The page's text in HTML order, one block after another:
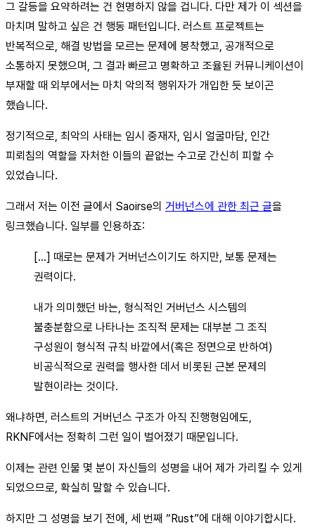
그 갈등을 요약하려는 건 현명하지 않을 겁니다. 다만 제가 이 섹션을
마치며 말하고 싶은 건 행동 패턴입니다. 러스트 프로젝트는
반복적으로, 해결 방법을 모르는 문제에 봉착했고, 공개적으로
소통하지 못했으며, 그 결과 빠르고 명확하고 조율된 커뮤니케이션이
부재할 때 외부에서는 마치 악의적 행위자가 개입한 듯 보이곤
했습니다.
정기적으로, 최악의 사태는 임시 중재자, 임시 얼굴마담, 인간
피뢰침의 역할을 자처한 이들의 끝없는 수고로 간신히 피할 수
있었습니다.
그래서 저는 이전 글에서 Saoirse의 거버넌스에 관한 최근 글을
링크했습니다. 일부를 인용하죠:
[…] 때로는 문제가 거버넌스이기도 하지만, 보통 문제는
권력이다.
내가 의미했던 바는, 형식적인 거버넌스 시스템의
불충분함으로 나타나는 조직적 문제는 대부분 그 조직
구성원이 형식적 규칙 바깥에서(혹은 정면으로 반하여)
비공식적으로 권력을 행사한 데서 비롯된 근본 문제의
발현이라는 것이다.
왜냐하면, 러스트의 거버넌스 구조가 아직 진행형임에도,
RKNF에서는 정확히 그런 일이 벌어졌기 때문입니다.
이제는 관련 인물 몇 분이 자신들의 성명을 내어 제가 가리킬 수 있게
되었으므로, 확실히 말할 수 있습니다.
하지만 그 성명을 보기 전에, 세 번째 “Rust”에 대해 이야기합시다.